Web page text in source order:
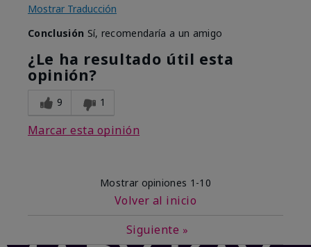
Mostrar Traducción
Conclusión Sí, recomendaría a un amigo
¿Le ha resultado útil esta
opinión?
9 1
Marcar esta opinión
Mostrar opiniones 1-10
Volver al inicio
Siguiente »